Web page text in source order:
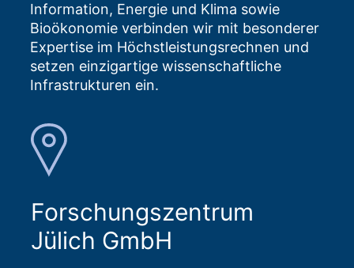
Information, Energie und Klima sowie
Bioökonomie verbinden wir mit besonderer
Expertise im Höchstleistungsrechnen und
setzen einzigartige wissenschaftliche
Infrastrukturen ein.
Forschungszentrum
Jülich GmbH